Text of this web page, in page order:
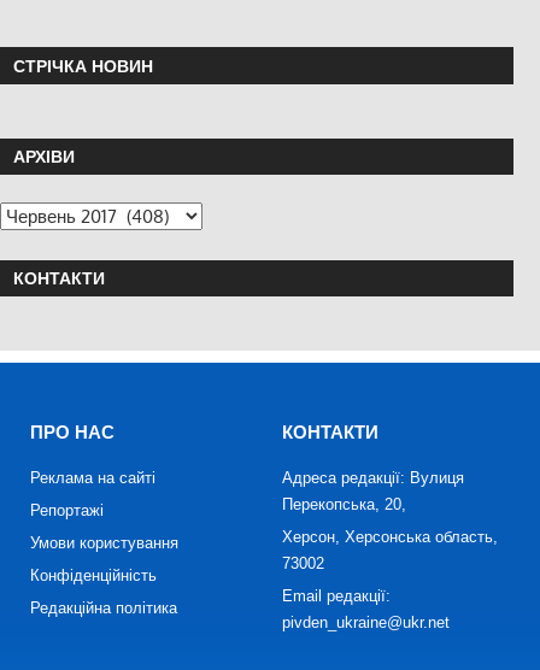
СТРІЧКА НОВИН
АРХІВИ
КОНТАКТИ
ПРО НАС
Реклама на сайті
Репортажі
Умови користування
Конфіденційність
Редакційна політика
КОНТАКТИ
Адреса редакції: Вулиця
Перекопська, 20,
Херсон, Херсонська область,
73002
Email редакції:
pivden_ukraine@ukr.net